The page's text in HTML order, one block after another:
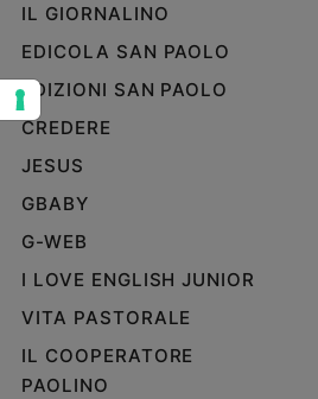
Libri
Musica
Arte
Famiglia
educazione
Genitori
e
Coppia
Scuola
IL GIORNALINO
EDICOLA SAN PAOLO
EDIZIONI SAN PAOLO
CREDERE
JESUS
GBABY
G-WEB
I LOVE ENGLISH JUNIOR
VITA PASTORALE
IL COOPERATORE
PAOLINO